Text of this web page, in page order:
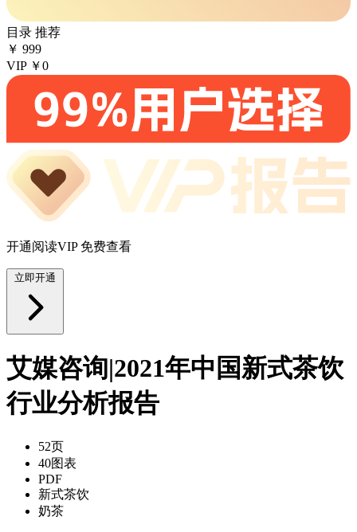
目录 推荐
￥ 999
VIP ￥0
开通阅读VIP 免费查看
立即开通
艾媒咨询|2021年中国新式茶饮
行业分析报告
52页
40图表
PDF
新式茶饮
奶茶